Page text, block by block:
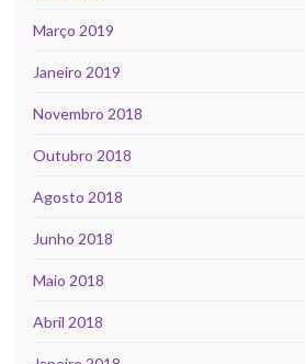
Março 2019
Janeiro 2019
Novembro 2018
Outubro 2018
Agosto 2018
Junho 2018
Maio 2018
Abril 2018